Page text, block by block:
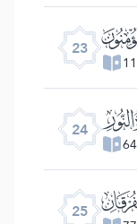
23
24
25